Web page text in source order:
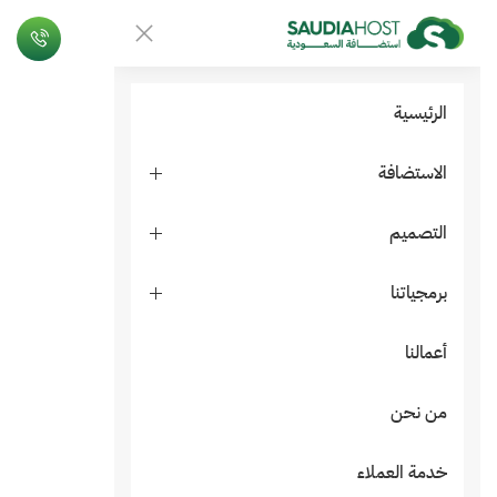
الرئيسية
الاستضافة
التصميم
برمجياتنا
أعمالنا
من نحن
خدمة العملاء